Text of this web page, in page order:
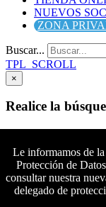
NUEVOS
ZONA
Buscar...
TPL_SCROLL
×
Realice la
Síguenos en
Síguenos en
Síguenos en
Le informamos de
Protección de
consultar nuestra
delegado de